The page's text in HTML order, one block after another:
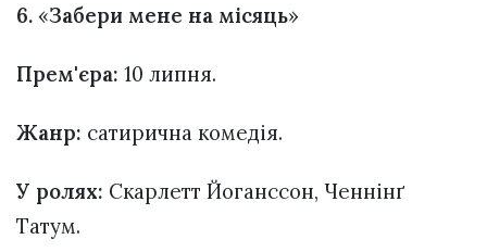
6. «Забери мене на місяць»
Прем'єра: 10 липня.
Жанр: сатирична комедія.
У ролях: Скарлетт Йоганссон, Ченнінґ
Татум.